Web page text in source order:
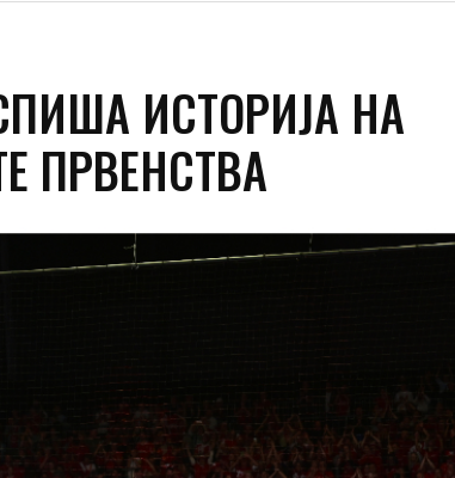
ИСТОРИЈА НА
ПРВЕНСТВА